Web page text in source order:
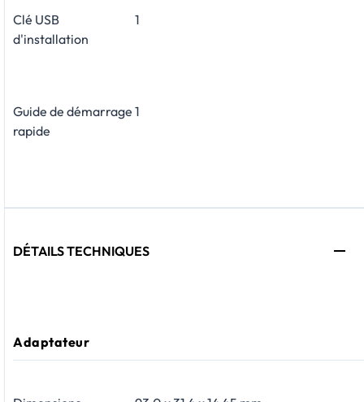
Clé USB
d'installation
1
Guide de démarrage
rapide
1
DÉTAILS TECHNIQUES
Adaptateur